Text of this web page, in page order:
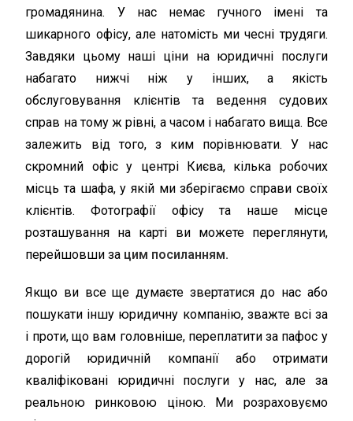
громадянина. У нас немає гучного імені та
шикарного офісу, але натомість ми чесні трудяги.
Завдяки цьому наші ціни на юридичні послуги
набагато нижчі ніж у інших, а якість
обслуговування клієнтів та ведення судових
справ на тому ж рівні, а часом і набагато вища. Все
залежить від того, з ким порівнювати. У нас
скромний офіс у центрі Києва, кілька робочих
місць та шафа, у якій ми зберігаємо справи своїх
клієнтів. Фотографії офісу та наше місце
розташування на карті ви можете переглянути,
перейшовши за цим посиланням.
Якщо ви все ще думаєте звертатися до нас або
пошукати іншу юридичну компанію, зважте всі за
і проти, що вам головніше, переплатити за пафос у
дорогій юридичній компанії або отримати
кваліфіковані юридичні послуги у нас, але за
реальною ринковою ціною. Ми розраховуємо